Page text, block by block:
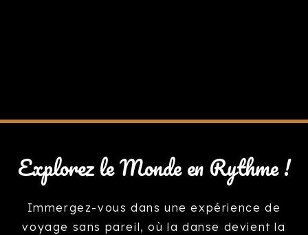
Explorez le Monde en Rythme !
Immergez-vous dans une expérience de
voyage sans pareil, où la danse devient la